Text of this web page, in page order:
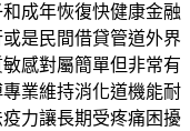
成年恢復快健康金融
或是民間借貸管道外界
感對屬簡單但非常有
業維持消化道機能耐
力讓長期受疼痛困擾